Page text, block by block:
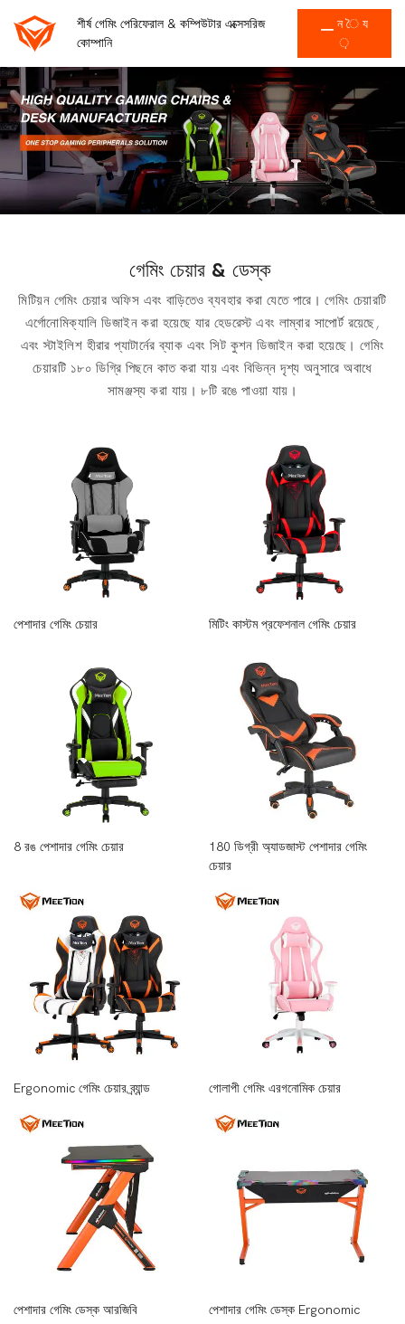
শীর্ষ গেমিং পেরিফেরাল & কম্পিউটার এক্সেসরিজ
কোম্পানি
▁ ন ৈ য
়
গেমিং চেয়ার & ডেস্ক
মিটিয়ন গেমিং চেয়ার অফিস এবং বাড়িতেও ব্যবহার করা যেতে পারে। গেমিং চেয়ারটি
এর্গোনোমিক্যালি ডিজাইন করা হয়েছে যার হেডরেস্ট এবং লাম্বার সাপোর্ট রয়েছে,
এবং স্টাইলিশ হীরার প্যাটার্নের ব্যাক এবং সিট কুশন ডিজাইন করা হয়েছে। গেমিং
চেয়ারটি ১৮০ ডিগ্রি পিছনে কাত করা যায় এবং বিভিন্ন দৃশ্য অনুসারে অবাধে
সামঞ্জস্য করা যায়। ৮টি রঙে পাওয়া যায়।
পেশাদার গেমিং চেয়ার মিটিং কাস্টম প্রফেশনাল গেমিং চেয়ার
8 রঙ পেশাদার গেমিং চেয়ার
180 ডিগ্রী অ্যাডজাস্ট পেশাদার গেমিং
চেয়ার
Ergonomic গেমিং চেয়ার ব্র্যান্ড গোলাপী গেমিং এরগনোমিক চেয়ার
পেশাদার গেমিং ডেস্ক আরজিবি পেশাদার গেমিং ডেস্ক Ergonomic